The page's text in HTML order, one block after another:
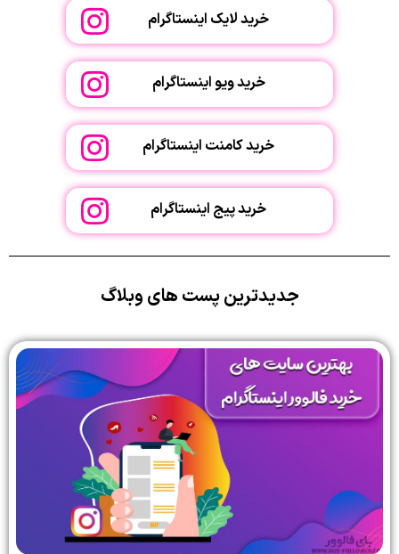
خرید لایک اینستاگرام
خرید ویو اینستاگرام
خرید کامنت اینستاگرام
خرید پیج اینستاگرام
جدیدترین پست های وبلاگ